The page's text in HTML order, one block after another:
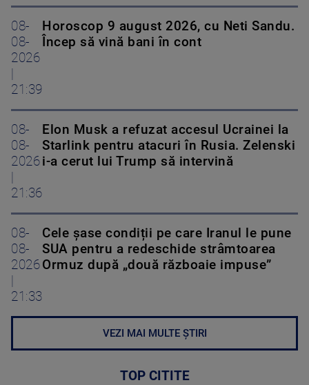
08-
08-
2026
21:39
Horoscop 9 august 2026, cu Neti Sandu.
Încep să vină bani în cont
08-
08-
2026
21:36
Elon Musk a refuzat accesul Ucrainei la
Starlink pentru atacuri în Rusia. Zelenski
i-a cerut lui Trump să intervină
08-
08-
2026
21:33
Cele șase condiții pe care Iranul le pune
SUA pentru a redeschide strâmtoarea
Ormuz după „două războaie impuse”
VEZI MAI MULTE ȘTIRI
TOP CITITE